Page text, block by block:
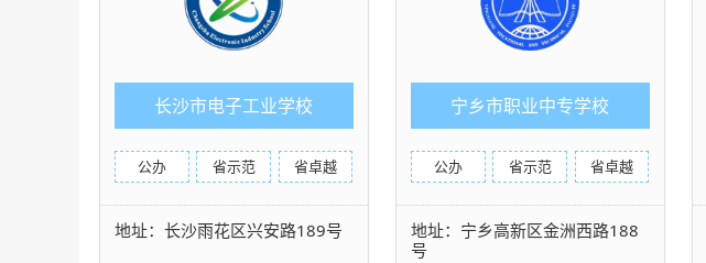
长沙市电子工业学校
公办 省示范 省卓越
地址：长沙雨花区兴安路189号
宁乡市职业中专学校
公办 省示范 省卓越
地址：宁乡高新区金洲西路188
号